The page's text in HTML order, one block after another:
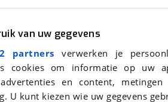
van uw gegevens
partners verwerken je
cookies om informatie op
advertenties en content,
U kunt kiezen wie uw gegevens
aanbod bij de hand.